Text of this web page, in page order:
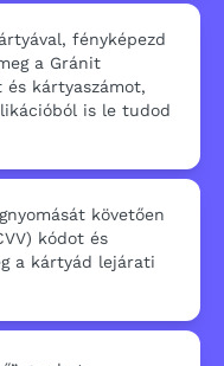
fényképezd
a Gránit
kártyaszámot,
is le tudod
követően
kódot és
a kártyád lejárati